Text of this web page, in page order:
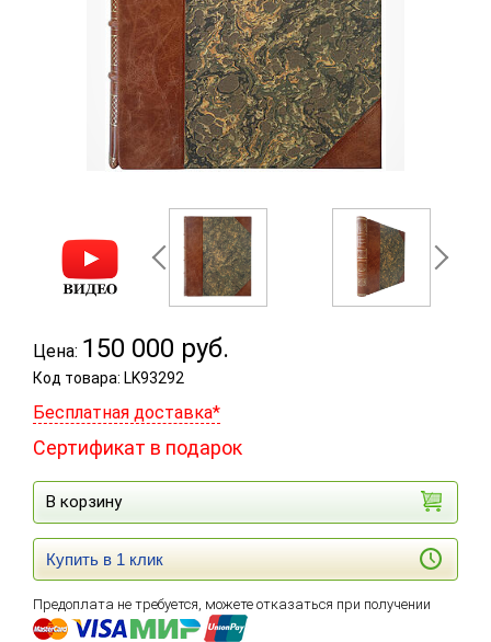
Цена: 150 000 руб.
Код товара: LK93292
Бесплатная доставка*
Сертификат в подарок
В корзину
Купить в 1 клик
Предоплата не требуется, можете отказаться при получении